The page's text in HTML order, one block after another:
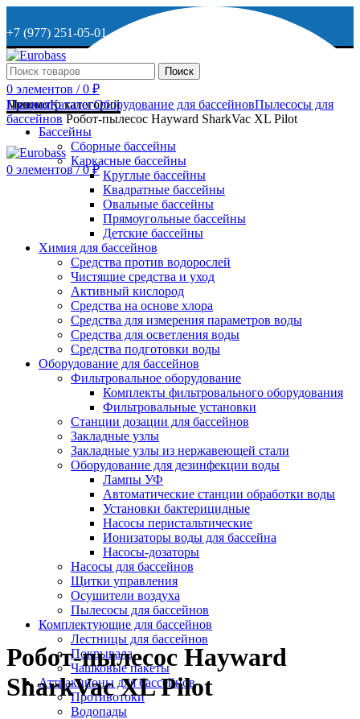
+7 (977) 251-05-01
+7 (929) 615-63-95
МО, г. Дмитров, ул. Веретенникова, д. 9
ОСТАВИТЬ ЗАЯВКУ
+7 (977) 251-05-01
Поиск
0 элементов / 0 ₽
Меню
0 элементов / 0₽
Просмотр категорий
Бассейны
Сборные бассейны
Каркасные бассейны
Круглые бассейны
Квадратные бассейны
Овальные бассейны
Прямоугольные бассейны
Детские бассейны
Химия для бассейнов
Средства против водорослей
Чистящие средства и уход
Активный кислород
Средства на основе хлора
Средства для измерения параметров воды
Средства для осветления воды
Средства подготовки воды
Оборудование для бассейнов
Фильтровальное оборудование
Комплекты фильтровального оборудования
Фильтровальные установки
Станции дозации для бассейнов
Закладные узлы
Закладные узлы из нержавеющей стали
Оборудование для дезинфекции воды
Лампы УФ
Автоматические станции обработки воды
Установки бактерицидные
Насосы перистальтические
Ионизаторы воды для бассейна
Насосы-дозаторы
Насосы для бассейнов
Щитки управления
Осушители воздуха
Пылесосы для бассейнов
Комплектующие для бассейнов
Лестницы для бассейнов
Покрывала
Чашковые пакеты
Аттракционы для бассейнов
Противотоки
Водопады
ГлавнаяКаталогОборудование для бассейновПылесосы для
бассейнов Робот-пылесос Hayward SharkVac XL Pilot
Робот-пылесос Hayward
SharkVac XL Pilot